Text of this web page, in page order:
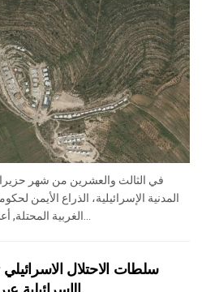
المدنية الإسرائيلية، الذراع الأيمن
سلطات الاحتلال
الإسرائيلية